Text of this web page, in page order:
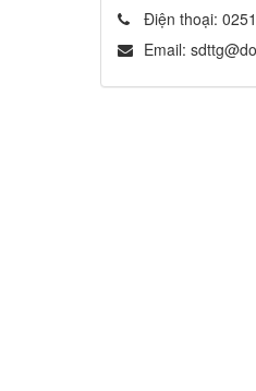
Điện thoại:
Email: